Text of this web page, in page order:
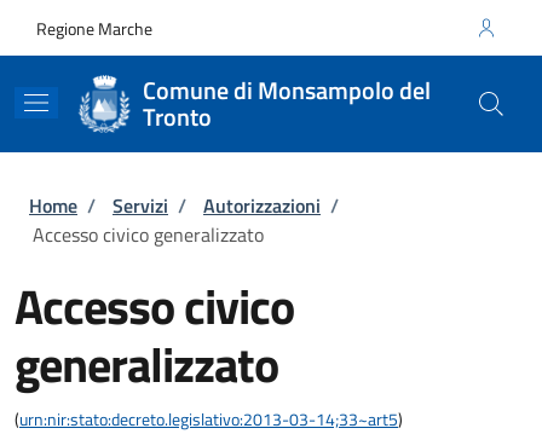
Regione Marche
Comune di Monsampolo del
Tronto
Briciole di pane
Home / Servizi / Autorizzazioni /
Accesso civico generalizzato
Accesso civico
generalizzato
(urn:nir:stato:decreto.legislativo:2013-03-14;33~art5)